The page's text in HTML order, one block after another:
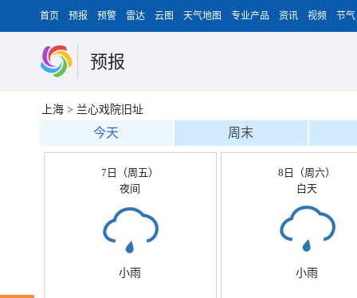
首页 预报 预警 雷达 云图 天气地图 专业产品 资讯 视频 节气
预报
上海 > 兰心戏院旧址
今天 周末
7日（周五）
夜间
小雨
8日（周六）
白天
小雨